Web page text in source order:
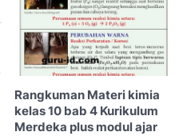
Rangkuman Materi kimia
kelas 10 bab 4 Kurikulum
Merdeka plus modul ajar